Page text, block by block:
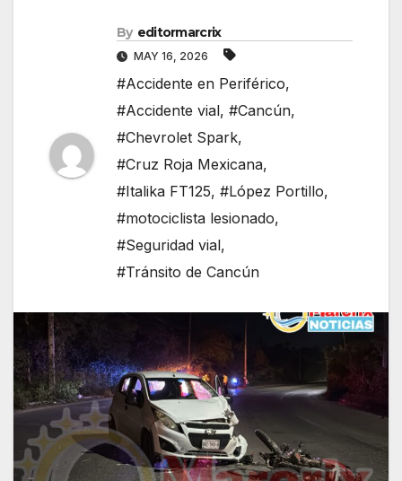
By editormarcrix
MAY 16, 2026
#Accidente en Periférico,
#Accidente vial, #Cancún,
#Chevrolet Spark,
#Cruz Roja Mexicana,
#Italika FT125, #López Portillo,
#motociclista lesionado,
#Seguridad vial,
#Tránsito de Cancún